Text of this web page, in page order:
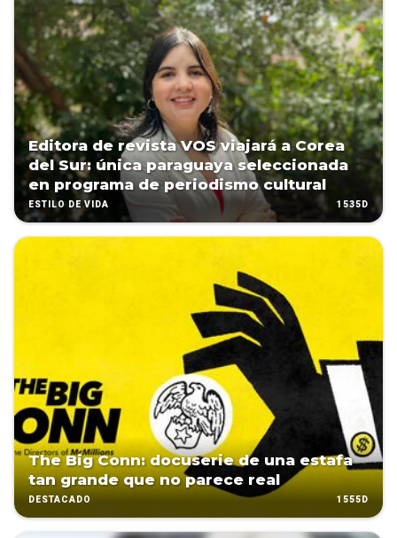
Editora de revista VOS viajará a Corea
del Sur: única paraguaya seleccionada
en programa de periodismo cultural
ESTILO DE VIDA 1535D
The Big Conn: docuserie de una estafa
tan grande que no parece real
DESTACADO 1555D